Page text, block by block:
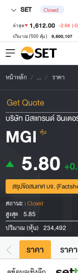
SET Closed
ล่าสุด 1,612.00 -2.64 (-
ปริมาณ ('000 หุ้น) 9,800,107
หน้าหลัก ... ราคา
บริษัท มิสแกรนด์ อินเต
MGI หุ้น
5.80
สรุปข้อสนเทศ บจ.
สถานะ : Closed
สูงสุด
5.85
ปริมาณ (หุ้น) 234,492
ราคา ราค